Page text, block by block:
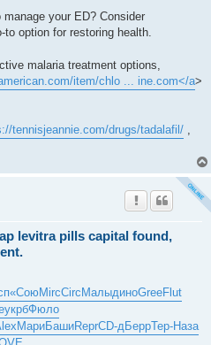
your ED? Consider
to option for restoring health.
malaria treatment options,
item/chlo ... ine.com</a>
tennisjeannie.com/drugs/tadalafil/ ,
levitra pills capital found,
«СоюMircCircМалыдиноGreeFlut
укрбФюло
МариБашиReprCD-дБеррТер-Наза